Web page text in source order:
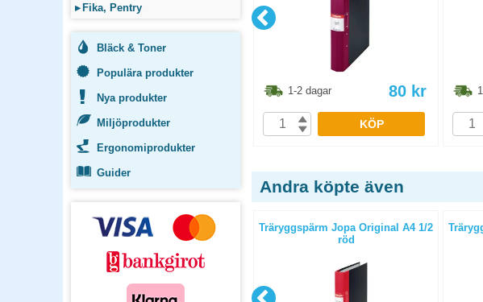
▸ Fika, Pentry
Bläck & Toner
Populära produkter
Nya produkter
Miljöprodukter
Ergonomiprodukter
Guider
1-2 dagar
KÖP
1-2 dagar 80 kr
KÖP
Andra köpte även
Träryggspärm A4 1/2 svart
Träryggspärm Jopa Original A4 1/2
röd